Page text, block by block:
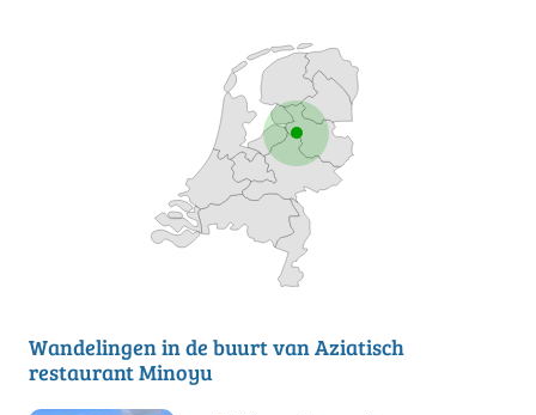
Wandelingen in de buurt van Aziatisch
restaurant Minoyu